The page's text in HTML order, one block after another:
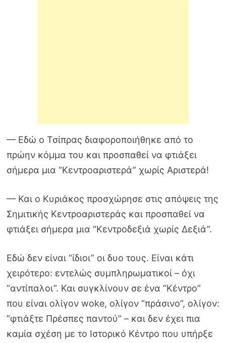
— Εδώ ο Τσίπρας διαφοροποιήθηκε από το
πρώην κόμμα του και προσπαθεί να φτιάξει
σήμερα μια “Κεντροαριστερά” χωρίς Αριστερά!
— Και ο Κυριάκος προσχώρησε στις απόψεις της
Σημιτικής Κεντροαριστεράς και προσπαθεί να
φτιάξει σήμερα μια “Κεντροδεξιά χωρίς Δεξιά”.
Εδώ δεν είναι “ίδιοι” οι δυο τους. Είναι κάτι
χειρότερο: εντελώς συμπληρωματικοί – όχι
“αντίπαλοι”. Και συγκλίνουν σε ένα “Κέντρο”
που είναι ολίγον woke, ολίγον “πράσινο”, ολίγον:
“φτιάξτε Πρέσπες παντού” – και δεν έχει πια
καμία σχέση με το Ιστορικό Κέντρο που υπήρξε